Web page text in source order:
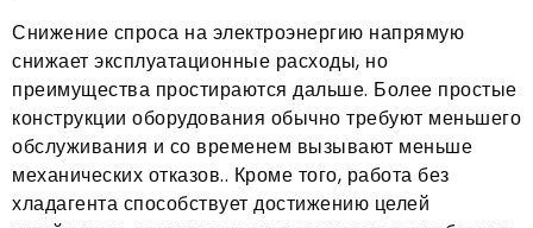
Снижение спроса на электроэнергию напрямую
снижает эксплуатационные расходы, но
преимущества простираются дальше. Более простые
конструкции оборудования обычно требуют меньшего
обслуживания и со временем вызывают меньше
механических отказов.. Кроме того, работа без
хладагента способствует достижению целей